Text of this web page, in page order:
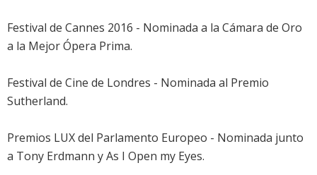
Festival de Cannes 2016 - Nominada a la Cámara de Oro
a la Mejor Ópera Prima.
Festival de Cine de Londres - Nominada al Premio
Sutherland.
Premios LUX del Parlamento Europeo - Nominada junto
a Tony Erdmann y As I Open my Eyes.